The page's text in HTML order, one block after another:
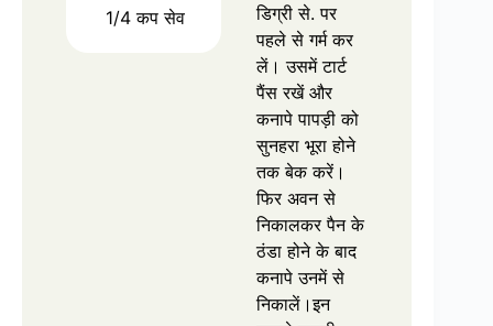
1/4 कप सेव
डिग्री से. पर
पहले से गर्म कर
लें। उसमें टार्ट
पैंस रखें और
कनापे पापड़ी को
सुनहरा भूरा होने
तक बेक करें।
फिर अवन से
निकालकर पैन के
ठंडा होने के बाद
कनापे उनमें से
निकालें।इन